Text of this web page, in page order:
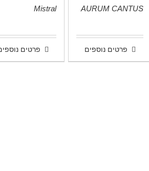
AURUM CANTUS
פרטים נוספים
Mistral
פרטים